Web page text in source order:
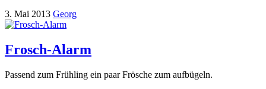
3. Mai 2013 Georg
Frosch-Alarm
Passend zum Frühling ein paar Frösche zum aufbügeln.